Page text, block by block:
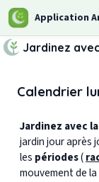
Application
Jardinez
Calendrier
Jardinez avec
jardin jour après
les périodes(
mouvement de la